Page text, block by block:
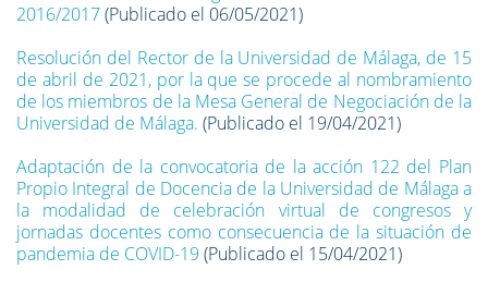
2016/2017(Publicado el 06/05/2021)
Resolución del Rector de la Universidad de Málaga, de 15
de abril de 2021, por la que se procede al nombramiento
de los miembros de la Mesa General de Negociación de la
Universidad de Málaga. (Publicado el 19/04/2021)
Adaptación de la convocatoria de la acción 122 del Plan
Propio Integral de Docencia de la Universidad de Málaga a
la modalidad de celebración virtual de congresos y
jornadas docentes como consecuencia de la situación de
pandemia de COVID-19 (Publicado el 15/04/2021)